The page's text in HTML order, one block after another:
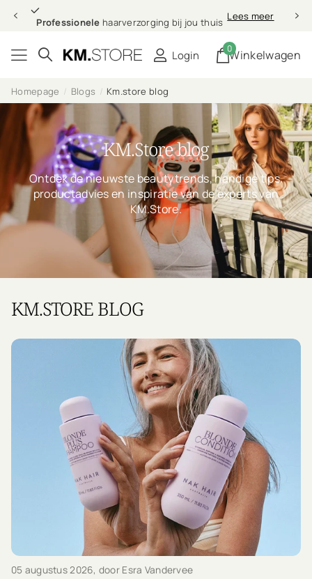
Professionele haarverzorging bij jou thuis Lees meer
Login Winkelwagen
0
Homepage Blogs Km.store blog
KM.Store blog
Ontdek de nieuwste beautytrends, handige tips,
productadvies en inspiratie van de experts van
KM.Store.
KM.STORE BLOG
05 augustus 2026, door Esra Vandervee